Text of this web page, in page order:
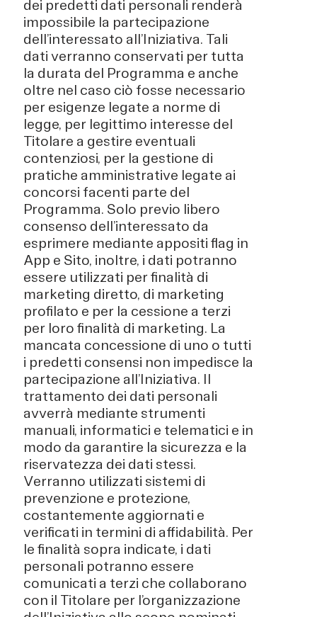
dei predetti dati personali renderà
impossibile la partecipazione
dell’interessato all’Iniziativa. Tali
dati verranno conservati per tutta
la durata del Programma e anche
oltre nel caso ciò fosse necessario
per esigenze legate a norme di
legge, per legittimo interesse del
Titolare a gestire eventuali
contenziosi, per la gestione di
pratiche amministrative legate ai
concorsi facenti parte del
Programma. Solo previo libero
consenso dell’interessato da
esprimere mediante appositi flag in
App e Sito, inoltre, i dati potranno
essere utilizzati per finalità di
marketing diretto, di marketing
profilato e per la cessione a terzi
per loro finalità di marketing. La
mancata concessione di uno o tutti
i predetti consensi non impedisce la
partecipazione all’Iniziativa. Il
trattamento dei dati personali
avverrà mediante strumenti
manuali, informatici e telematici e in
modo da garantire la sicurezza e la
riservatezza dei dati stessi.
Verranno utilizzati sistemi di
prevenzione e protezione,
costantemente aggiornati e
verificati in termini di affidabilità. Per
le finalità sopra indicate, i dati
personali potranno essere
comunicati a terzi che collaborano
con il Titolare per l’organizzazione